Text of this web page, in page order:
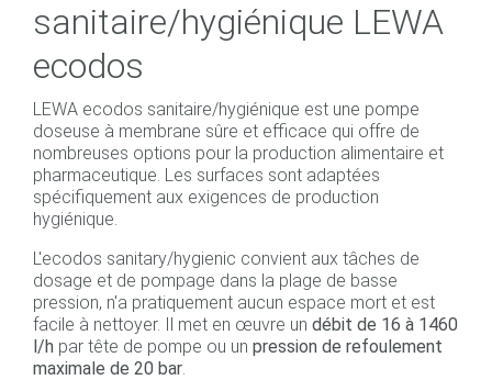
sanitaire/hygiénique LEWA
ecodos
LEWA ecodos sanitaire/hygiénique est une pompe
doseuse à membrane sûre et efficace qui offre de
nombreuses options pour la production alimentaire et
pharmaceutique. Les surfaces sont adaptées
spécifiquement aux exigences de production
hygiénique.
L'ecodos sanitary/hygienic convient aux tâches de
dosage et de pompage dans la plage de basse
pression, n'a pratiquement aucun espace mort et est
facile à nettoyer. Il met en œuvre un débit de 16 à 1460
l/h par tête de pompe ou un pression de refoulement
maximale de 20 bar.